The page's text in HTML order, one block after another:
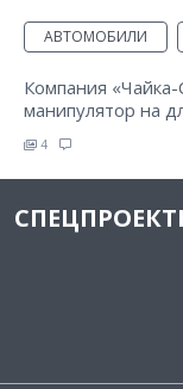
АВТОМОБИЛИ
Компания «Чайка-
манипулятор на
4